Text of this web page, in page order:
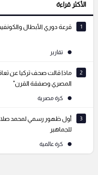
التعليقات السابقة
الأكثر قراءة
1 قرعة دوري الأبطال
تقارير
2
ماذا قالت صحف تركيا عن
المصري وصفقة القرن"
كرة مصرية
3
أول ظهور رسمي لمحمد
للجماهير
كرة عالمية